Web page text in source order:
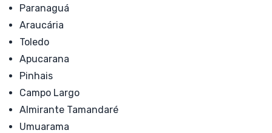
Paranaguá
Araucária
Toledo
Apucarana
Pinhais
Campo Largo
Almirante Tamandaré
Umuarama